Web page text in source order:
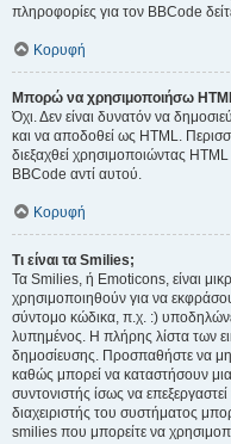
πληροφορίες για τον BBCode
Κορυφή
Μπορώ να χρησιμοποιήσω
Όχι. Δεν είναι δυνατόν να
και να αποδοθεί ως HTML.
διεξαχθεί χρησιμοποιώντας
BBCode αντί αυτού.
Κορυφή
Τι είναι τα Smilies;
Τα Smilies, ή Emoticons, είναι
χρησιμοποιηθούν για να
σύντομο κώδικα, π.χ. :)
λυπημένος. Η πλήρης λίστα των
δημοσίευσης. Προσπαθήστε να μη
καθώς μπορεί να καταστήσουν
συντονιστής ίσως να
διαχειριστής του συστήματος
smilies που μπορείτε να